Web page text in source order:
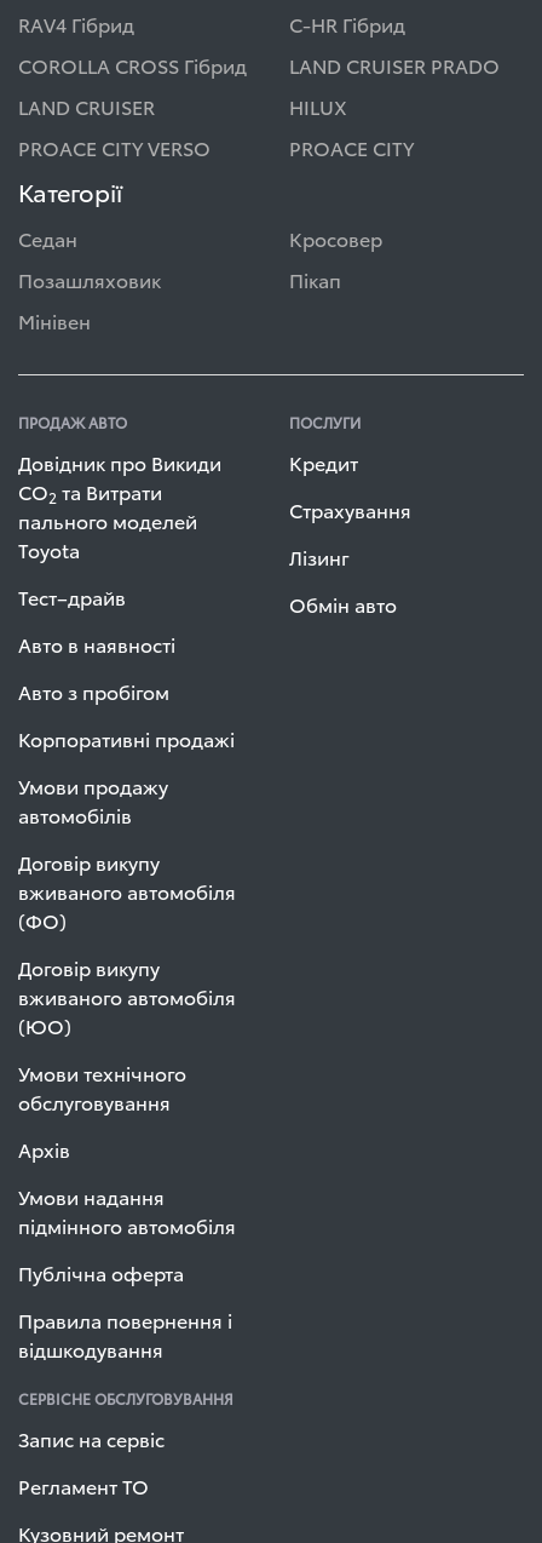
RAV4 Гібрид
C-HR Гібрид
COROLLA CROSS Гібрид
LAND CRUISER PRADO
LAND CRUISER
HILUX
PROACE CITY VERSO
PROACE CITY
Категорії
Седан
Кросовер
Позашляховик
Пікап
Мінівен
ПРОДАЖ АВТО
Довідник про Викиди
СО2 та Витрати
пального моделей
Toyota
Тест–драйв
Авто в наявності
Авто з пробігом
Корпоративні продажі
Умови продажу
автомобілів
Договір викупу
вживаного автомобіля
(ФО)
Договір викупу
вживаного автомобіля
(ЮО)
Умови технічного
обслуговування
Архів
Умови надання
підмінного автомобіля
Публічна оферта
Правила повернення і
відшкодування
ПОСЛУГИ
Кредит
Страхування
Лізинг
Обмін авто
СЕРВІСНЕ ОБСЛУГОВУВАННЯ
Запис на сервіс
Регламент ТО
Кузовний ремонт